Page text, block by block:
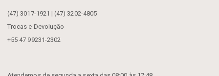
(47) 3017-1921 | (47) 3202-4805
Trocas e Devolução
+55 47 99231-2302